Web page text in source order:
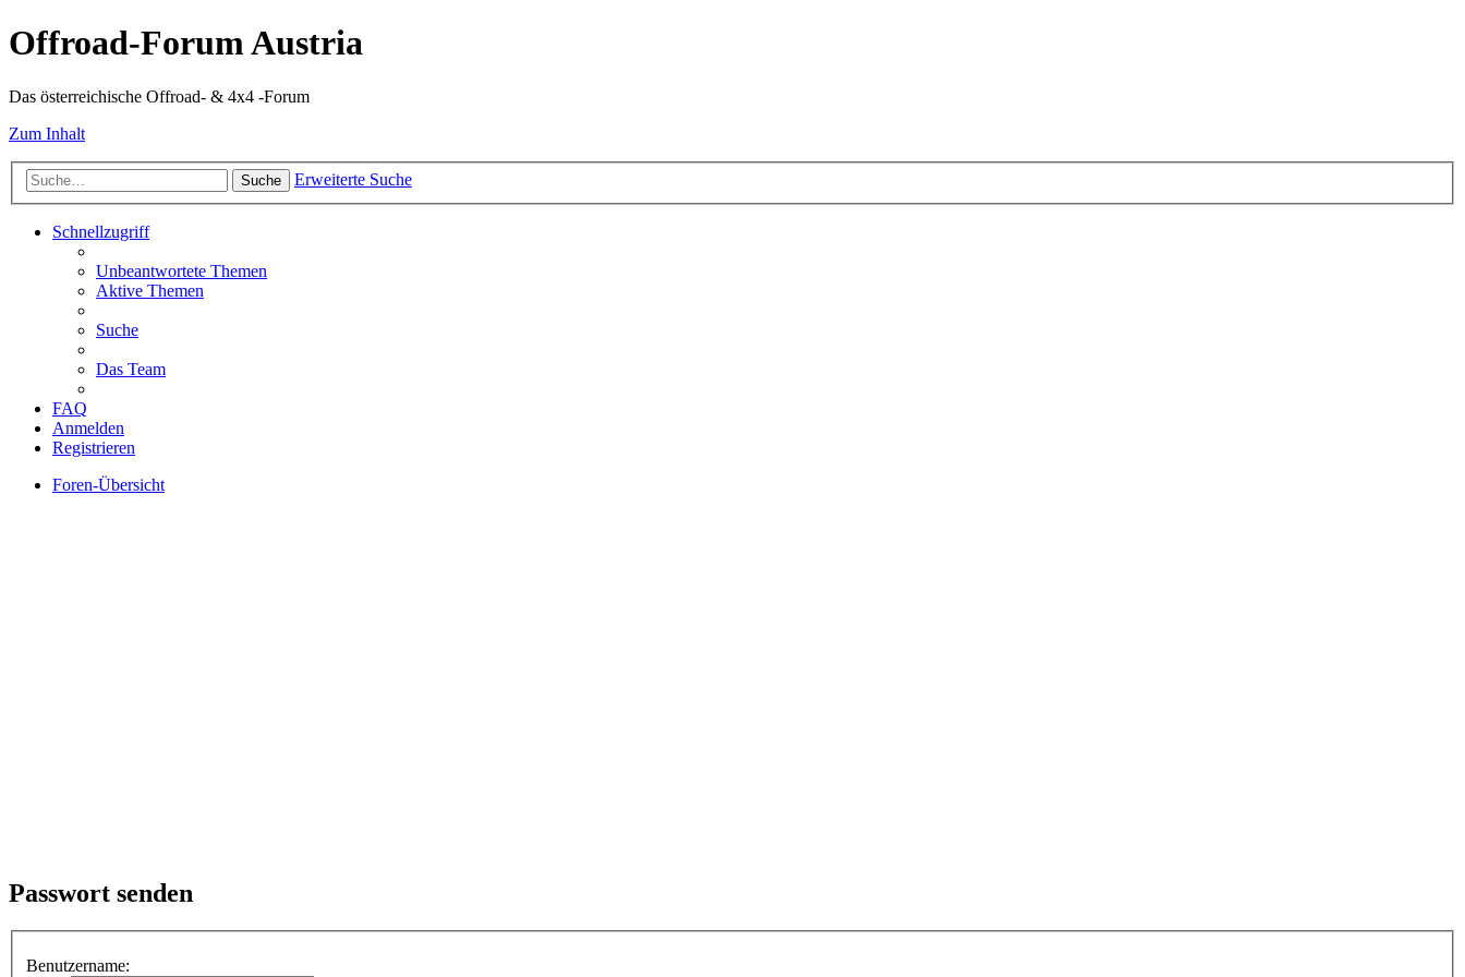
Offroad-Forum Austria
Das österreichische Offroad- & 4x4 -Forum
Zum Inhalt
Suche Erweiterte Suche
Schnellzugriff
Unbeantwortete Themen
Aktive Themen
Suche
Das Team
FAQ
Anmelden
Registrieren
Foren-Übersicht
Passwort senden
Benutzername: